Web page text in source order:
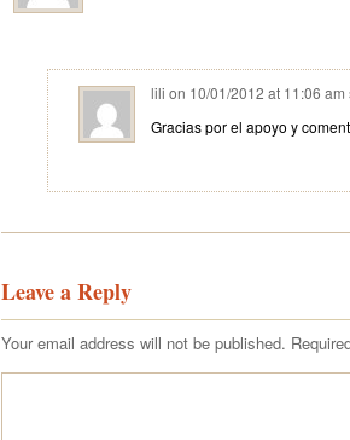
lili on 10/01/2012 at 11:06 am
Gracias por el apoyo y
Leave a Reply
Your email address will not be published.